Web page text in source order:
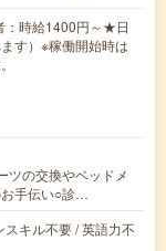
時給1400円～★日
す）※稼働開始時は
の交換やベッドメ
お手伝い○診…
キル不要 / 英語力不